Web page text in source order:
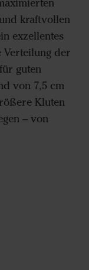
kraftvollen
exzellentes
Verteilung der
guten
von 7,5 cm
Kluten
– von